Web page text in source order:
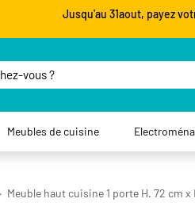
Jusqu'au 31aout, payez
Meubles de cuisine
Meuble haut cuisine 1 porte H. 72 cm